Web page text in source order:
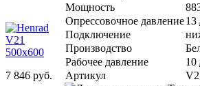
7 846 руб.
Мощность
Опрессовочное давление13
Подключение
Производство
Рабочее давление
10
Артикул